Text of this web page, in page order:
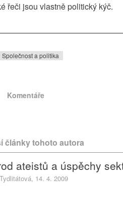
řeči jsou vlastně politický kýč.
Společnost a politika
Komentáře
články tohoto autora
ateistů a úspěchy
14. 4. 2009